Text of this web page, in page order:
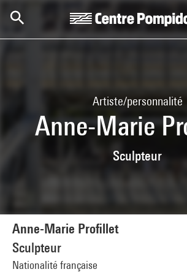
Artiste/personnalité
Anne-Marie
Sculpteur
Anne-Marie Profillet
Sculpteur
Nationalité française